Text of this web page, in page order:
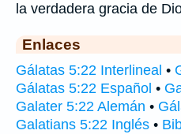
la verdadera gracia de
Enlaces
Gálatas 5:22 Interlineal •
Gálatas 5:22 Español •
Galater 5:22 Alemán •
Galatians 5:22 Inglés •